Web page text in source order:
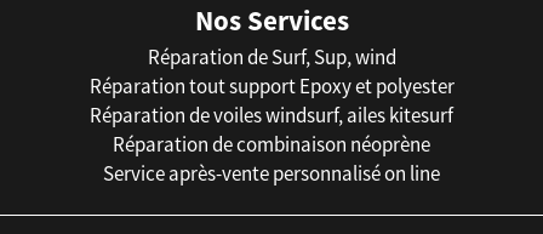
Nos Services
Réparation de Surf, Sup, wind
Réparation tout support Epoxy et polyester
Réparation de voiles windsurf, ailes kitesurf
Réparation de combinaison néoprène
Service après-vente personnalisé on line